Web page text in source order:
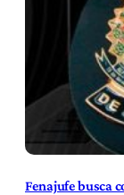
Fenajufe busca